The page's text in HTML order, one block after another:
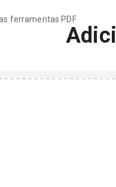
ferramentas PDF